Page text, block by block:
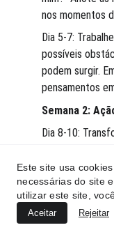
nos momentos
Dia 5-7:
possíveis
podem surgir.
pensamentos
Semana 2:
Dia 8-10:
de “exercitar-
caminhada de
Dia 11-14:
Este site usa
necessárias do site
utilizar este site,
Aceitar Rejeitar